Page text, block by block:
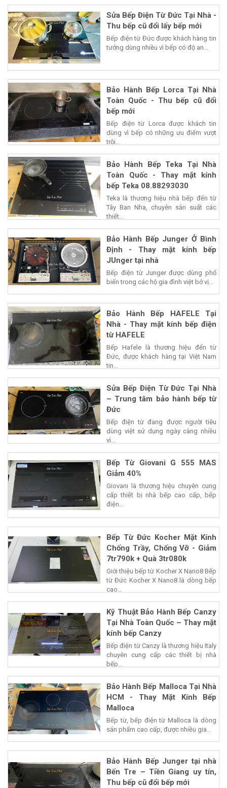
Sửa Bếp Điện Từ Đức Tại Nhà -
Thu bếp cũ đổi lấy bếp mới
Bếp điện từ Đức được khách hàng tin
tưởng dùng nhiều vì bếp có độ an...
Bảo Hành Bếp Lorca Tại Nhà
Toàn Quốc - Thu bếp cũ đổi
bếp mới
Bếp điện từ Lorca được khách tin
dùng vì bếp có những ưu điểm vượt
trội...
Bảo Hành Bếp Teka Tại Nhà
Toàn Quốc - Thay mặt kính
bếp Teka 08.88293030
Teka là thương hiệu nhà bếp đến từ
Tây Ban Nha, chuyên sản suất các
thiết...
Bảo Hành Bếp Junger Ở Bình
Định - Thay mặt kính bếp
JUnger tại nhà
Bếp điện từ Junger được dùng phổ
biến trong các hộ gia đình việt bở vị...
Bảo Hành Bếp HAFELE Tại
Nhà - Thay mặt kính bếp điện
từ HAFELE
Bếp Hafele là thương hiệu đến từ
Đức, được khách hàng tại Việt Nam
tin...
Sửa Bếp Điện Từ Đức Tại Nhà
– Trung tâm bảo hành bếp từ
Đức
Bếp điện từ đang được người tiêu
dùng việt sử dụng ngày càng nhiều
vì...
Bếp Từ Giovani G 555 MAS
Giảm 40%
Giovani là thương hiệu chuyên cung
cấp thiết bị nhà bếp cao cấp, bếp
điện...
Bếp Từ Đức Kocher Mặt Kính
Chống Trầy, Chống Vỡ - Giảm
7tr790k + Quà 3tr080k
Giới thiệu bếp từ Kocher X Nano8 Bếp
từ Đức Kocher X Nano8 là dòng bếp
cao...
Kỹ Thuật Bảo Hành Bếp Canzy
Tại Nhà Toàn Quốc – Thay mặt
kính bếp Canzy
Bếp điện từ Canzy là thương hiệu Italy
chuyên cung cấp các thiết bị nhà
bếp...
Bảo Hành Bếp Malloca Tại Nhà
HCM - Thay Mặt Kính Bếp
Malloca
Bếp từ, bếp điện từ Malloca là dòng
sản phẩm cao cấp, được nhiều gia...
Bảo Hành Bếp Junger tại nhà
Bến Tre – Tiền Giang uy tín,
Thu bếp cũ đổi bếp mới